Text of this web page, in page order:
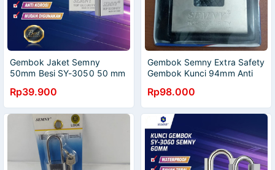
Gembok Jaket Semny
50mm Besi SY-3050 50 mm
Rp39.900
Gembok Semny Extra Safety
Gembok Kunci 94mm Anti
Rp98.000